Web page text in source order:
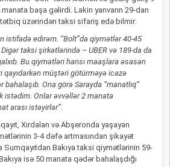
başa gəlirdi. Lakin yanvarın 29-dan
üzərindən taksi sifariş edə bilmir:
istifadə edirəm. “Bolt”da qiymətlər 40-45
taksi şirkətlərində – UBER və 189-da da
Bu qiymətləri hansı maaşlara əsasən
qayıdarkən müştəri götürməyə icazə
Ona görə Sarayda “manatlıq”
istədim. Onlar əvvəllər 2 manata
arası istəyirlər”.
Xırdalan və Abşeronda yaşayan
3-4 dəfə artmasından şikayət
Sumqayıtdan Bakıya taksi qiymətlərinin 59-
isə 50 manata qədər bahalaşdığı